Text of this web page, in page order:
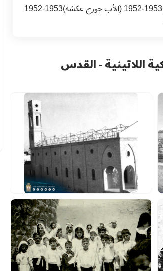
1953-1952 (الأب جورج عكشة)1953-1952 (الأب جورج عكشة)1953-1952 (الأب جورج عكشة)1953-1952
اللاتينية - القدس